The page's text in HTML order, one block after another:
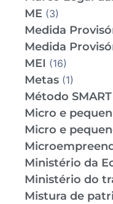
ME (3)
Medida
Medida
MEI (16)
Metas (1)
Método SMART
Micro e
Micro e
Ministério da
Ministério do
Mistura de